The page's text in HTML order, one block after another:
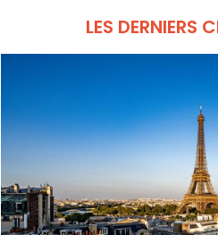
LES DERNIERS